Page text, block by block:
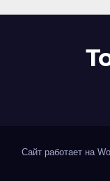
Сайт работает на